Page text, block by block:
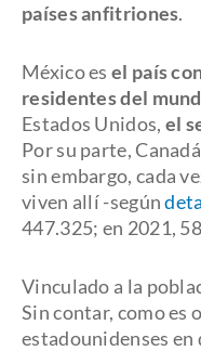
países anfitriones.
México es el país
residentes del
Estados Unidos, el
Por su parte,
sin embargo, cada
viven allí -según
447.325; en 2021,
Vinculado a la
Sin contar, como es
estadounidenses en